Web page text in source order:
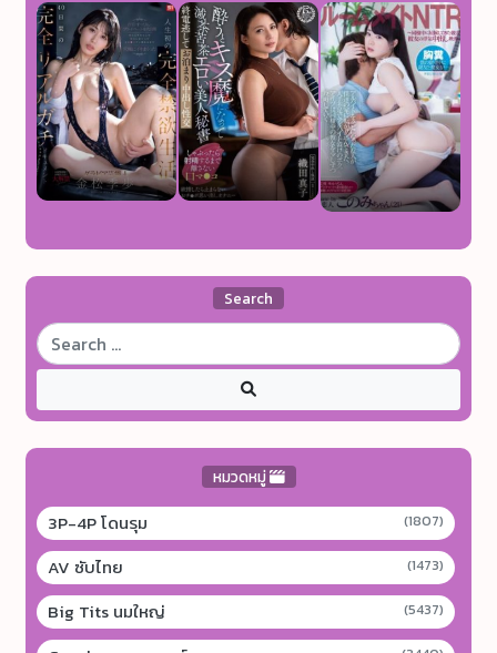
Search
หมวดหมู่
3P-4P โดนรุม (1807)
AV ซับไทย (1473)
Big Tits นมใหญ่ (5437)